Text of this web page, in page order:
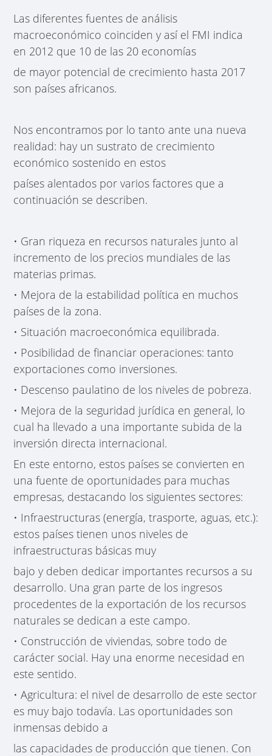
Las diferentes fuentes de análisis
macroeconómico coinciden y así el FMI indica
en 2012 que 10 de las 20 economías
de mayor potencial de crecimiento hasta 2017
son países africanos.
Nos encontramos por lo tanto ante una nueva
realidad: hay un sustrato de crecimiento
económico sostenido en estos
países alentados por varios factores que a
continuación se describen.
• Gran riqueza en recursos naturales junto al
incremento de los precios mundiales de las
materias primas.
• Mejora de la estabilidad política en muchos
países de la zona.
• Situación macroeconómica equilibrada.
• Posibilidad de financiar operaciones: tanto
exportaciones como inversiones.
• Descenso paulatino de los niveles de pobreza.
• Mejora de la seguridad jurídica en general, lo
cual ha llevado a una importante subida de la
inversión directa internacional.
En este entorno, estos países se convierten en
una fuente de oportunidades para muchas
empresas, destacando los siguientes sectores:
• Infraestructuras (energía, trasporte, aguas, etc.):
estos países tienen unos niveles de
infraestructuras básicas muy
bajo y deben dedicar importantes recursos a su
desarrollo. Una gran parte de los ingresos
procedentes de la exportación de los recursos
naturales se dedican a este campo.
• Construcción de viviendas, sobre todo de
carácter social. Hay una enorme necesidad en
este sentido.
• Agricultura: el nivel de desarrollo de este sector
es muy bajo todavía. Las oportunidades son
inmensas debido a
las capacidades de producción que tienen. Con